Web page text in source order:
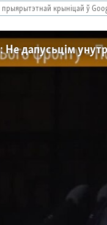
прыярытэтнай крыніцай ў
дапусьцім
No